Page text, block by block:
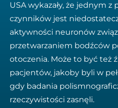
USA wykazały, że jednym
czynników jest
aktywności neuronów
przetwarzaniem bodźców
otoczenia. Może to być też
pacjentów, jakoby byli w
gdy badania
rzeczywistości zasnęli.